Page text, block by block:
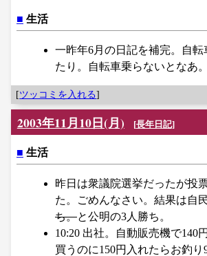
■ 生活
一昨年6月の日記を補完。自転
たり。自転車乗らないとなあ。
[ツッコミを入れる]
2003年11月10日(月) [長年日記]
■ 生活
昨日は衆議院選挙だったが投
た。ごめんなさい。結果は自
ち。と公明の3人勝ち。
10:20 出社。自動販売機で140
買うのに150円入れたらお釣り